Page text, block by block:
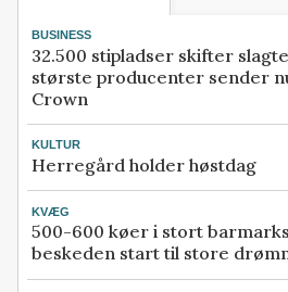
BUSINESS
32.500 stipladser skifter
største producenter sender
Crown
KULTUR
Herregård holder høstdag
KVÆG
500-600 køer i stort
beskeden start til store